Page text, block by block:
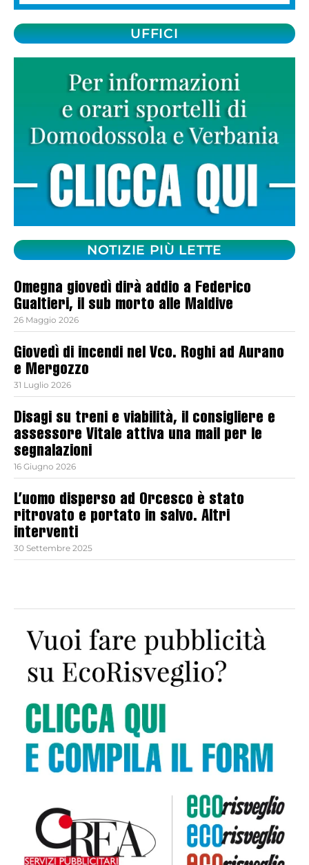
UFFICI
NOTIZIE PIÙ LETTE
Omegna giovedì dirà addio a Federico
Gualtieri, il sub morto alle Maldive
26 Maggio 2026
Giovedì di incendi nel Vco. Roghi ad Aurano
e Mergozzo
31 Luglio 2026
Disagi su treni e viabilità, il consigliere e
assessore Vitale attiva una mail per le
segnalazioni
16 Giugno 2026
L’uomo disperso ad Orcesco è stato
ritrovato e portato in salvo. Altri
interventi
30 Settembre 2025